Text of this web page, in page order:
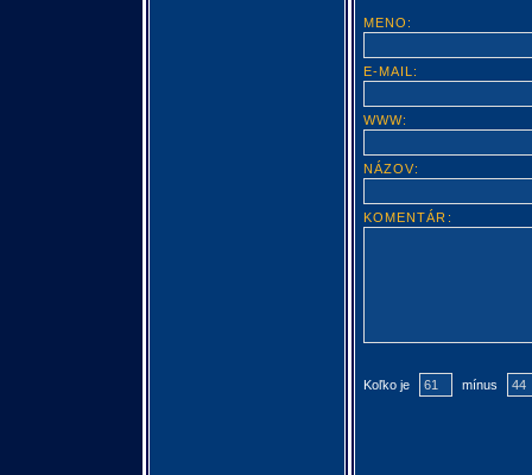
MENO:
E-MAIL:
WWW:
NÁZOV:
KOMENTÁR:
Koľko je mínus